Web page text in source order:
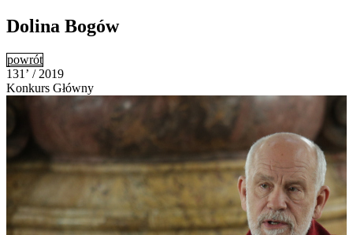
Dolina Bogów
powrót
131’ / 2019
Konkurs Główny